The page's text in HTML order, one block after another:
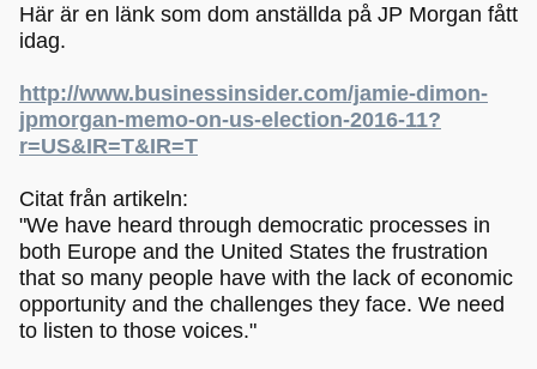
Här är en länk som dom anställda på JP Morgan fått
idag.
http://www.businessinsider.com/jamie-dimon-
jpmorgan-memo-on-us-election-2016-11?
r=US&IR=T&IR=T
Citat från artikeln:
"We have heard through democratic processes in
both Europe and the United States the frustration
that so many people have with the lack of economic
opportunity and the challenges they face. We need
to listen to those voices."